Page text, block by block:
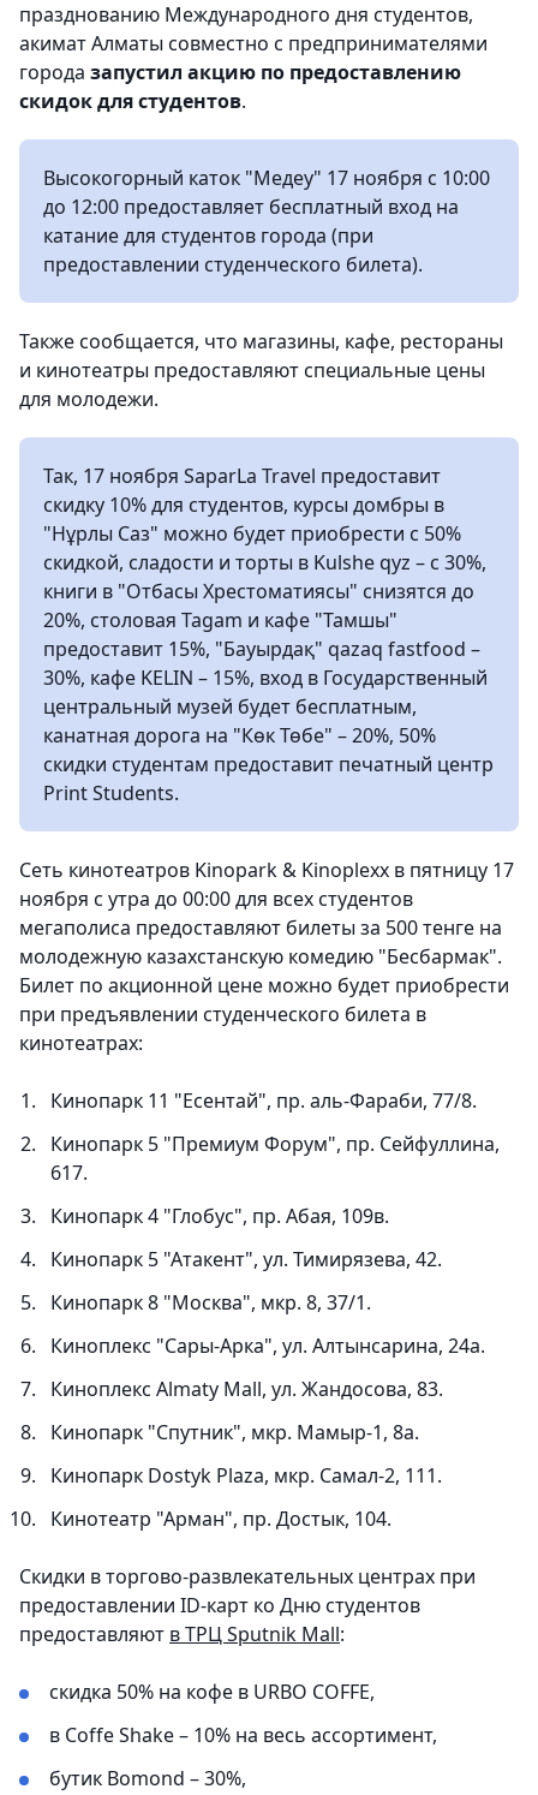
празднованию Международного дня студентов,
акимат Алматы совместно с предпринимателями
города запустил акцию по предоставлению
скидок для студентов.
Высокогорный каток "Медеу" 17 ноября с 10:00
до 12:00 предоставляет бесплатный вход на
катание для студентов города (при
предоставлении студенческого билета).
Также сообщается, что магазины, кафе, рестораны
и кинотеатры предоставляют специальные цены
для молодежи.
Так, 17 ноября SaparLa Travel предоставит
скидку 10% для студентов, курсы домбры в
"Нұрлы Саз" можно будет приобрести с 50%
скидкой, сладости и торты в Kulshe qyz – с 30%,
книги в "Отбасы Хрестоматиясы" снизятся до
20%, столовая Tagam и кафе "Тамшы"
предоставит 15%, "Бауырдақ" qazaq fastfood –
30%, кафе KELIN – 15%, вход в Государственный
центральный музей будет бесплатным,
канатная дорога на "Көк Төбе" – 20%, 50%
скидки студентам предоставит печатный центр
Print Students.
Сеть кинотеатров Kinopark & Kinoplexx в пятницу 17
ноября с утра до 00:00 для всех студентов
мегаполиса предоставляют билеты за 500 тенге на
молодежную казахстанскую комедию "Бесбармак".
Билет по акционной цене можно будет приобрести
при предъявлении студенческого билета в
кинотеатрах:
Кинопарк 11 "Есентай", пр. аль-Фараби, 77/8.
Кинопарк 5 "Премиум Форум", пр. Сейфуллина,
617.
Кинопарк 4 "Глобус", пр. Абая, 109в.
Кинопарк 5 "Атакент", ул. Тимирязева, 42.
Кинопарк 8 "Москва", мкр. 8, 37/1.
Киноплекс "Сары-Арка", ул. Алтынсарина, 24а.
Киноплекс Almaty Mall, ул. Жандосова, 83.
Кинопарк "Спутник", мкр. Мамыр-1, 8а.
Кинопарк Dostyk Plaza, мкр. Самал-2, 111.
Кинотеатр "Арман", пр. Достык, 104.
Скидки в торгово-развлекательных центрах при
предоставлении ID-карт ко Дню студентов
предоставляют в ТРЦ Sputnik Mall:
скидка 50% на кофе в URBO COFFE,
в Coffe Shake – 10% на весь ассортимент,
бутик Bomond – 30%,